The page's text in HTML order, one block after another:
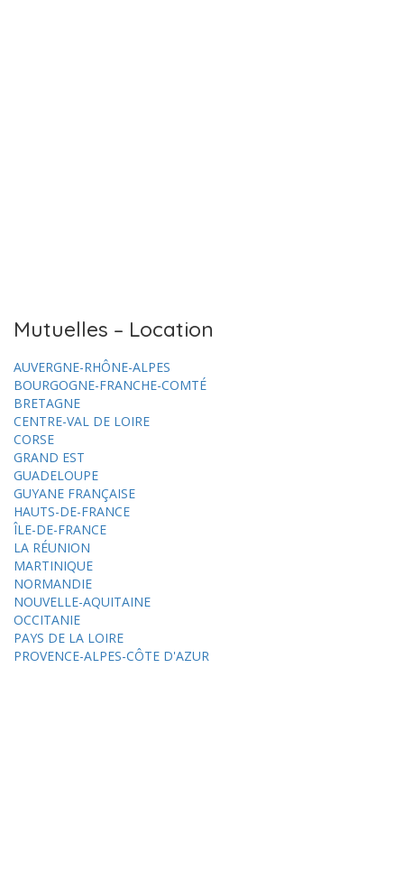
Mutuelles – Location
AUVERGNE-RHÔNE-ALPES
BOURGOGNE-FRANCHE-COMTÉ
BRETAGNE
CENTRE-VAL DE LOIRE
CORSE
GRAND EST
GUADELOUPE
GUYANE FRANÇAISE
HAUTS-DE-FRANCE
ÎLE-DE-FRANCE
LA RÉUNION
MARTINIQUE
NORMANDIE
NOUVELLE-AQUITAINE
OCCITANIE
PAYS DE LA LOIRE
PROVENCE-ALPES-CÔTE D'AZUR